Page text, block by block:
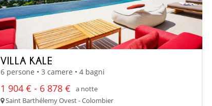
VILLA KALE
6 persone • 3 camere • 4 bagni
1 904 € - 6 878 €
a notte
Saint Barthélemy Ovest - Colombier